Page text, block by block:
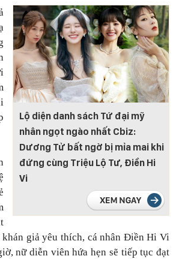
Lộ diện danh sách Tứ đại mỹ
nhân ngọt ngào nhất Cbiz:
Dương Tử bất ngờ bị mỉa mai khi
đứng cùng Triệu Lộ Tư, Điền Hi
Vi
giả yêu thích, cá nhân Điền Hi Vi
nữ diễn viên hứa hẹn sẽ tiếp tục đạt